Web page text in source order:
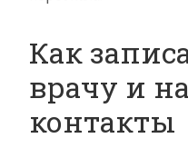
Как
врачу и
контакты